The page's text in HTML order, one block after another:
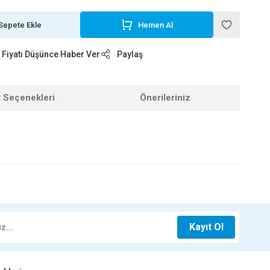
Ekle Hemen Al
Fiyatı Düşünce Haber Ver Paylaş
Seçenekleri Önerileriniz
1 1/4 PİSLİK TUTUCU
682,95 TL
Kayıt Ol